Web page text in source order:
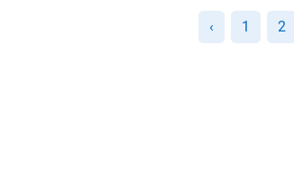
‹ 1 2